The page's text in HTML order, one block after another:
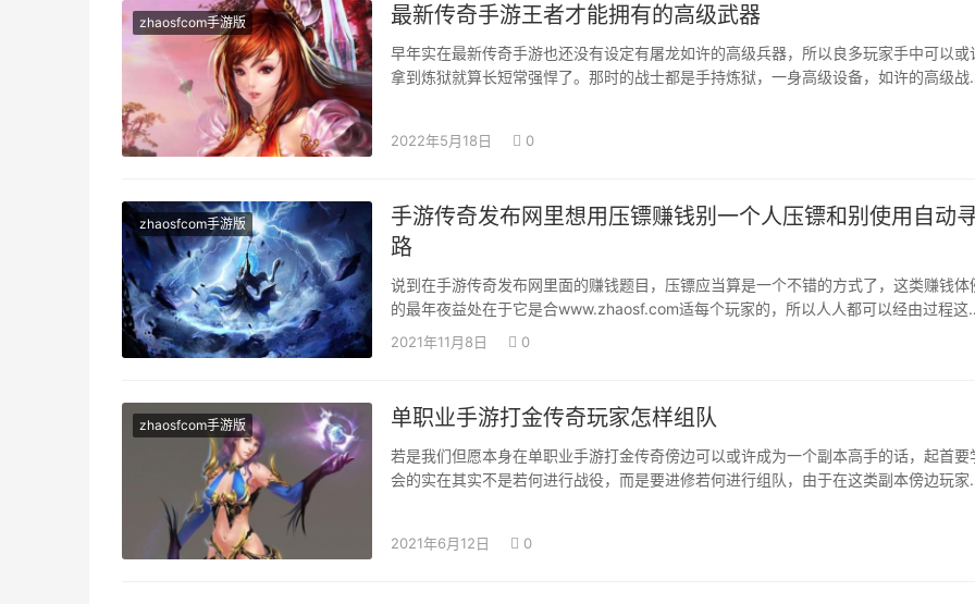
zhaosfcom手游版 最新传奇手游王者才能拥有的高级武器
早年实在最新传奇手游也还没有设定有屠龙如许的高级兵器，所以良多玩家手中可以或
拿到炼狱就算长短常强悍了。那时的战士都是手持炼狱，一身高级设备，如许的高级战
2022年5月18日 0
zhaosfcom手游版
手游传奇发布网里想用压镖赚钱别一个人压镖和别使用自动
路
说到在手游传奇发布网里面的赚钱题目，压镖应当算是一个不错的方式了，这类赚钱体
的最年夜益处在于它是合www.zhaosf.com适每个玩家的，所以人人都可以经由过程这
方式来赚钱。…
2021年11月8日 0
zhaosfcom手游版 单职业手游打金传奇玩家怎样组队
若是我们但愿本身在单职业手游打金传奇傍边可以或许成为一个副本高手的话，起首要
会的实在其实不是若何进行战役，而是要进修若何进行组队，由于在这类副本傍边玩家
2021年6月12日 0